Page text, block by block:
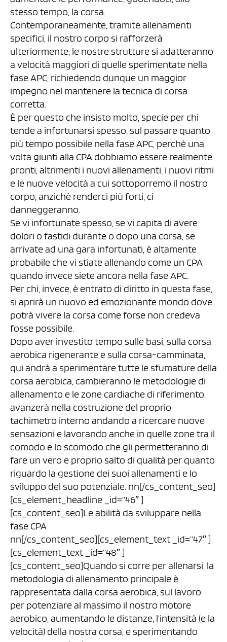
stesso tempo, la corsa.
Contemporaneamente, tramite allenamenti
specifici, il nostro corpo si rafforzerà
ulteriormente, le nostre strutture si adatteranno
a velocità maggiori di quelle sperimentate nella
fase APC, richiedendo dunque un maggior
impegno nel mantenere la tecnica di corsa
corretta.
È per questo che insisto molto, specie per chi
tende a infortunarsi spesso, sul passare quanto
più tempo possibile nella fase APC, perchè una
volta giunti alla CPA dobbiamo essere realmente
pronti, altrimenti i nuovi allenamenti, i nuovi ritmi
e le nuove velocità a cui sottoporremo il nostro
corpo, anzichè renderci più forti, ci
danneggeranno.
Se vi infortunate spesso, se vi capita di avere
dolori o fastidi durante o dopo una corsa, se
arrivate ad una gara infortunati, è altamente
probabile che vi stiate allenando come un CPA
quando invece siete ancora nella fase APC.
Per chi, invece, è entrato di diritto in questa fase,
si aprirà un nuovo ed emozionante mondo dove
potrà vivere la corsa come forse non credeva
fosse possibile.
Dopo aver investito tempo sulle basi, sulla corsa
aerobica rigenerante e sulla corsa-camminata,
qui andrà a sperimentare tutte le sfumature della
corsa aerobica, cambieranno le metodologie di
allenamento e le zone cardiache di riferimento,
avanzerà nella costruzione del proprio
tachimetro interno andando a ricercare nuove
sensazioni e lavorando anche in quelle zone tra il
comodo e lo scomodo che gli permetteranno di
fare un vero e proprio salto di qualità per quanto
riguardo la gestione dei suoi allenamenti e lo
sviluppo del suo potenziale. nn[/cs_content_seo]
[cs_element_headline _id=”46″ ]
[cs_content_seo]Le abilità da sviluppare nella
fase CPA
nn[/cs_content_seo][cs_element_text _id=”47″ ]
[cs_element_text _id=”48″ ]
[cs_content_seo]Quando si corre per allenarsi, la
metodologia di allenamento principale è
rappresentata dalla corsa aerobica, sul lavoro
per potenziare al massimo il nostro motore
aerobico, aumentando le distanze, l’intensità (e la
velocità) della nostra corsa, e sperimentando